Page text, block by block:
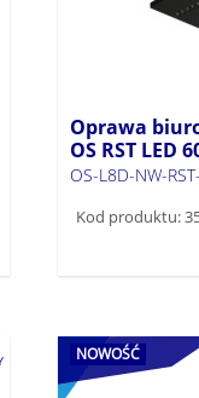
Oprawa
OS RST LED
OS-L8D-NW-
Kod produktu:
NOWOŚĆ